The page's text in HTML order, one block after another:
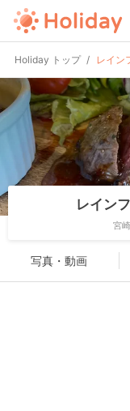
Holiday トップ レイン
レイン
宮
写真・動画